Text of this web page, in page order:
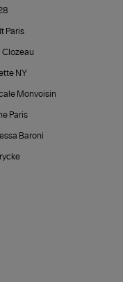
Paris
Clozeau
NY
Monvoisin
Paris
Baroni